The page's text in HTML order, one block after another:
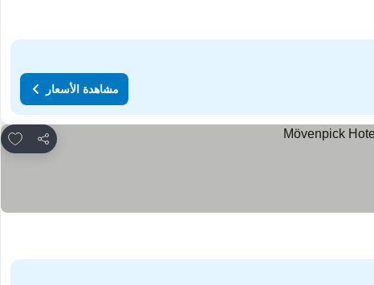
مشاهدة الأسعار
مشاركة
favorites